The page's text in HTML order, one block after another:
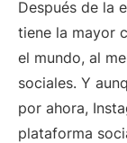
Después de la
tiene la mayor
el mundo, al
sociales. Y
por ahora,
plataforma